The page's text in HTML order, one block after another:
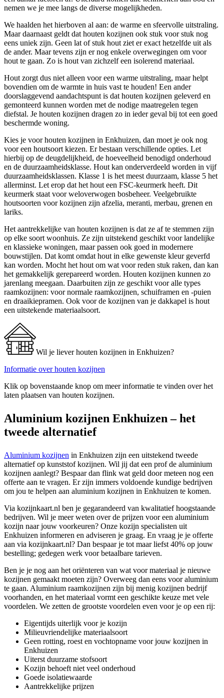
nemen we je mee langs de diverse mogelijkheden.
We haalden het hierboven al aan: de warme en sfeervolle uitstraling.
Maar daarnaast geldt dat houten kozijnen ook stuk voor stuk nog
eens uniek zijn. Geen lat of stuk hout ziet er exact hetzelfde uit als
de ander. Maar tevens zijn er nog enkele overwegingen om voor
hout te gaan. Zo is hout van zichzelf een isolerend materiaal.
Hout zorgt dus niet alleen voor een warme uitstraling, maar helpt
bovendien om de warmte in huis vast te houden! Een ander
doorslaggevend aandachtspunt is dat houten kozijnen geleverd en
gemonteerd kunnen worden met de nodige maatregelen tegen
diefstal. Je houten kozijnen dragen zo in ieder geval bij tot een goed
beschermde woning.
Kies je voor houten kozijnen in Enkhuizen, dan moet je ook nog
voor een houtsoort kiezen. Er bestaan verschillende opties. Let
hierbij op de deugdelijkheid, de hoeveelheid benodigd onderhoud
en de duurzaamheidsklasse. Hout kan onderverdeeld worden in vijf
duurzaamheidsklassen. Klasse 1 is het meest duurzaam, klasse 5 het
allerminst. Let erop dat het hout een FSC-keurmerk heeft. Dit
keurmerk staat voor weloverwogen bosbeheer. Veelgebruikte
houtsoorten voor kozijnen zijn afzelia, meranti, merbau, grenen en
lariks.
Het aantrekkelijke van houten kozijnen is dat ze af te stemmen zijn
op elke soort woonhuis. Ze zijn uitstekend geschikt voor landelijke
en klassieke woningen, maar passen ook goed in modernere
bouwstijlen. Dat komt omdat hout in elke gewenste kleur geverfd
kan worden. Mocht het hout om wat voor reden stuk raken, dan kan
het gemakkelijk gerepareerd worden. Houten kozijnen kunnen zo
jarenlang meegaan. Daarbuiten zijn ze geschikt voor alle types
raamkozijnen: voor normale raamkozijnen, schuiframen en -puien
en draaikiepramen. Ook voor de kozijnen van je dakkapel is hout
een uitstekende materiaalsoort.
Wil je liever houten kozijnen in Enkhuizen?
Informatie over houten kozijnen
Klik op bovenstaande knop om meer informatie te vinden over het
laten plaatsen van houten kozijnen.
Aluminium kozijnen Enkhuizen – het
tweede alternatief
Aluminium kozijnen in Enkhuizen zijn een uitstekend tweede
alternatief op kunststof kozijnen. Wil jij dat een prof de aluminium
kozijnen aanlegt? Bespaar dan flink wat geld door meteen nog een
offerte aan te vragen. Er zijn immers voldoende kundige bedrijven
om jou te helpen aan aluminium kozijnen in Enkhuizen te komen.
Via kozijnkaart.nl ben je gegarandeerd van kwalitatief hoogstaande
bedrijven. Wil je meer weten over de prijzen voor een aluminium
kozijn naar jouw voorkeuren? Onze kozijn specialisten uit
Enkhuizen informeren en adviseren je graag. En vraag je je offerte
aan via kozijnkaart.nl? Dan bespaar je tot maar liefst 40% op jouw
bestelling; gedegen werk voor betaalbare tarieven.
Ben je je nog aan het oriënteren van wat voor materiaal je nieuwe
kozijnen gemaakt moeten zijn? Overweeg dan eens voor aluminium
te gaan. Aluminium raamkozijnen zijn bij menig kozijnen bedrijf
voorhanden, en het materiaal vormt een geschikte keuze met vele
voordelen. We zetten de grootste voordelen even voor je op een rij:
Eigentijds uiterlijk voor je kozijn
Milieuvriendelijke materiaalsoort
Geen rotting, roest en vochtopname voor jouw kozijnen in
Enkhuizen
Uiterst duurzame stofsoort
Kozijn behoeft niet veel onderhoud
Goede isolatiewaarde
Aantrekkelijke prijzen